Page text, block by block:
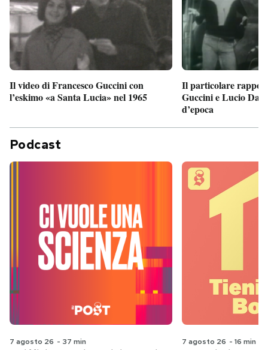
Il video di Francesco Guccini con
l’eskimo «a Santa Lucia» nel 1965
Il particolare
Guccini e Lucio
d’epoca
Podcast
7 agosto 26 - 37 min 7 agosto 26 - 16 min